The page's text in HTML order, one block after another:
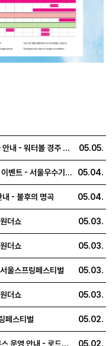
[안내] 슈퍼위크 특별 무대 참가자 안내 - 워터볼 경주 및 펀 카니발 05.05.
[정보] 5. 5.(화) 어린이날 게릴라 이벤트 - 서울우수기업참여존 05.04.
내 - 불후의 명곡 05.04.
더쇼 05.03.
더쇼 05.03.
울스프링페스티벌 05.03.
더쇼 05.03.
페스티벌 05.02.
[안내] 5. 5.(화) 잉어킹 라운지 부스 운영 안내 - 로드쇼(포켓몬 런) 05.02.